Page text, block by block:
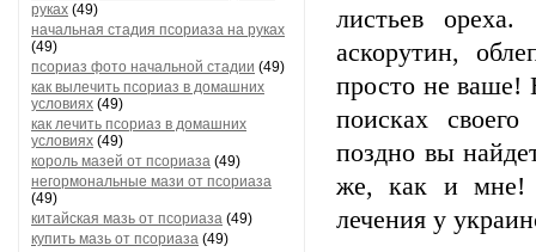
руках (49)
начальная стадия псориаза на руках
(49)
псориаз фото начальной стадии (49)
как вылечить псориаз в домашних
условиях (49)
как лечить псориаз в домашних
условиях (49)
король мазей от псориаза (49)
негормональные мази от псориаза
(49)
китайская мазь от псориаза (49)
купить мазь от псориаза (49)
листьев
аскорутин,
просто не ваше!
поисках
поздно вы
же, как и мне!
лечения у